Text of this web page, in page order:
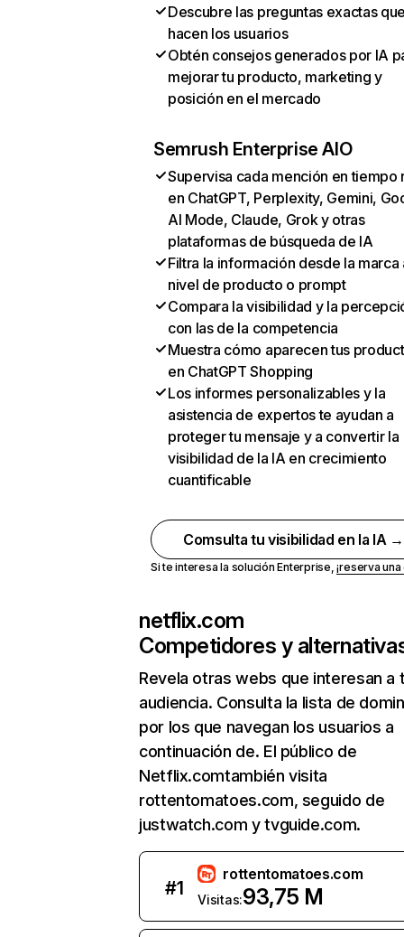
Descubre las preguntas exactas
hacen los usuarios
Obtén consejos generados por IA
mejorar tu producto, marketing y
posición en el mercado
Semrush Enterprise AIO
Supervisa cada mención en tiempo
en ChatGPT, Perplexity, Gemini,
AI Mode, Claude, Grok y otras
plataformas de búsqueda de IA
Filtra la información desde la marca
nivel de producto o prompt
Compara la visibilidad y la
con las de la competencia
Muestra cómo aparecen tus
en ChatGPT Shopping
Los informes personalizables y la
asistencia de expertos te ayudan a
proteger tu mensaje y a convertir la
visibilidad de la IA en crecimiento
cuantificable
Comsulta tu visibilidad en la IA →
Si te interesa la solución Enterprise,¡reserva
netflix.com
Competidores y
Revela otras webs que interesan a
audiencia. Consulta la lista de
por los que navegan los usuarios a
continuación de. El público de
Netflix.comtambién visita
rottentomatoes.com, seguido de
justwatch.com y tvguide.com.
#1
rottentomatoes.com
Visitas:93,75 M